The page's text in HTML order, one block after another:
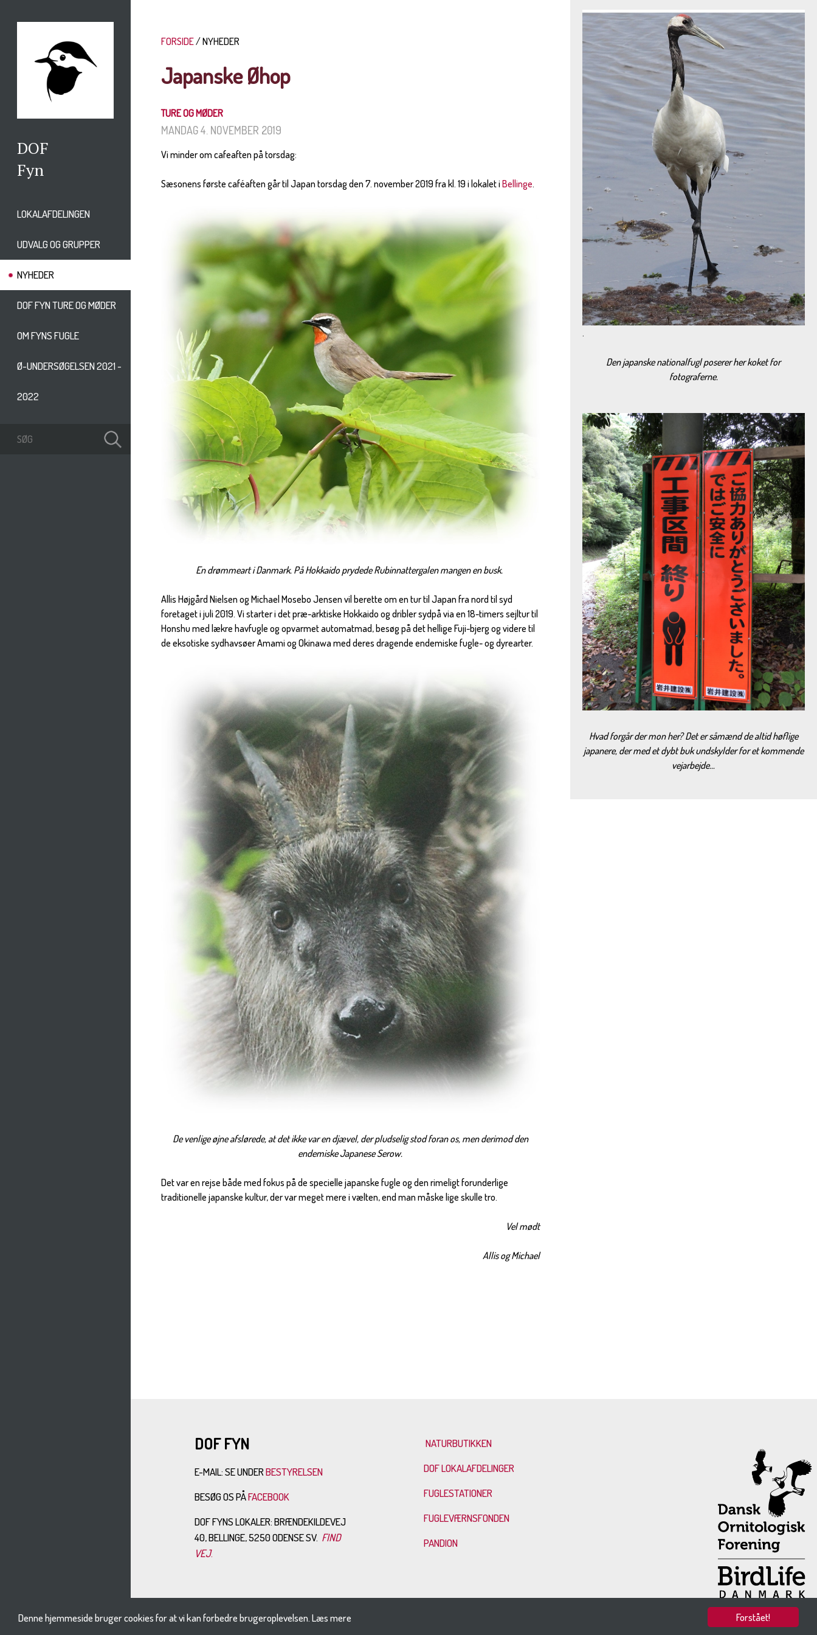
Forstået!
Denne hjemmeside bruger cookies for at vi kan forbedre brugeroplevelsen.Læs mere
DOF
Fyn
LOKALAFDELINGEN
UDVALG OG GRUPPER
NYHEDER
DOF FYN TURE OG MØDER
OM FYNS FUGLE
Ø-UNDERSØGELSEN 2021 -
2022
FORSIDE NYHEDER
Japanske Øhop
TURE OG MØDER
MANDAG 4. NOVEMBER 2019
Vi minder om cafeaften på torsdag:
Sæsonens første caféaften går til Japan torsdag den 7. november 2019 fra kl. 19 i lokalet iBellinge.
En drømmeart i Danmark. På Hokkaido prydede Rubinnattergalen mangen en busk.
Allis Højgård Nielsen og Michael Mosebo Jensen vil berette om en tur til Japan fra nord til syd
foretaget i juli 2019. Vi starter i det præ-arktiske Hokkaido og dribler sydpå via en 18-timers sejltur til
Honshu med lækre havfugle og opvarmet automatmad, besøg på det hellige Fuji-bjerg og videre til
de eksotiske sydhavsøer Amami og Okinawa med deres dragende endemiske fugle- og dyrearter.
De venlige øjne afslørede, at det ikke var en djævel, der pludselig stod foran os, men derimod den
endemiske Japanese Serow.
Det var en rejse både med fokus på de specielle japanske fugle og den rimeligt forunderlige
traditionelle japanske kultur, der var meget mere i vælten, end man måske lige skulle tro.
Vel mødt
Allis og Michael
.
Den japanske nationalfugl poserer her koket for
fotograferne.
Hvad forgår der mon her? Det er såmænd de altid høflige
japanere, der med et dybt buk undskylder for et kommende
vejarbejde…
DOF FYN
E-MAIL: SE UNDERBESTYRELSEN
BESØG OS PÅFACEBOOK
DOF FYNS LOKALER: BRÆNDEKILDEVEJ
40, BELLINGE, 5250 ODENSE SV. FIND
VEJ.
NATURBUTIKKEN
DOF LOKALAFDELINGER
FUGLESTATIONER
FUGLEVÆRNSFONDEN
PANDION